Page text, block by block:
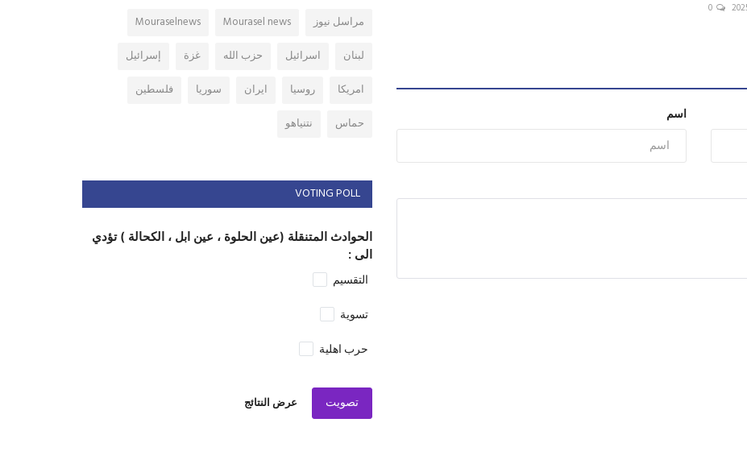
0
اسم
مراسل نيوز Mourasel news
Mouraselnews
لبنان
اسرائيل حزب الله غزة
إسرائيل
امريكا
روسيا ايران سوريا
فلسطين
حماس
نتنياهو
VOTING POLL
الحوادث المتنقلة (عين الحلوة ، عين ابل ، الكحالة ) تؤدي
الى :
التقسيم
تسوية
حرب اهلية
تصويت عرض النتائج